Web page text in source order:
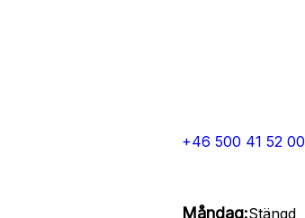
+46 500 41 52 00
Måndag:Stängd